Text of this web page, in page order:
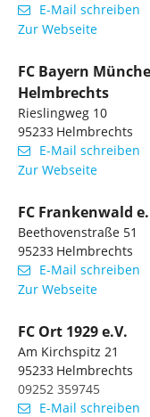
E-Mail schreiben
Zur Webseite
FC Bayern
Helmbrechts
Rieslingweg 10
95233 Helmbrechts
E-Mail schreiben
Zur Webseite
FC Frankenwald
Beethovenstraße 51
95233 Helmbrechts
E-Mail schreiben
Zur Webseite
FC Ort 1929 e.V.
Am Kirchspitz 21
95233 Helmbrechts
09252 359745
E-Mail schreiben